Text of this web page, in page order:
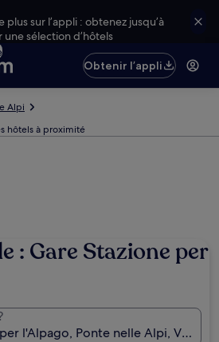
plus sur l’appli : obtenez jusqu’à
une sélection d’hôtels
Obtenir l’appli
Alpi
hôtels à proximité
: Gare Stazione per
l'Alpago, Ponte nelle Alpi,